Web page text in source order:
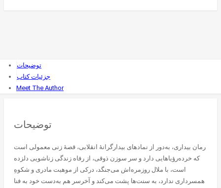
توضیحات
جزئیات کتاب
Meet The Author
توضیحات
رمان بیداری، به‌دور از نمادهای بیدارگرانۀ انقلابی، قصۀ زنی معمولی است
که خرده‌رؤیاهایی دارد و سر سوزن ذوقی، از رفاه زندگی زناشویی دلزده
است، با ملال روزمره‌اش می‌جنگد، درکی از موهبت مادری و شکوهِ
همسرداری ندارد، به سنت‌ها پشت می‌کند و آخرسر هم به‌دست خود به فنا